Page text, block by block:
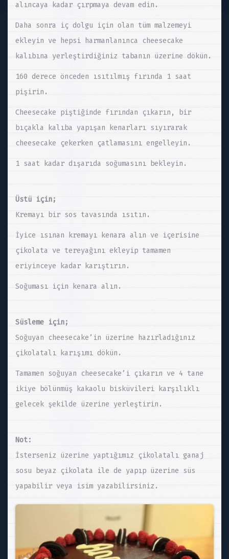
alıncaya kadar çırpmaya devam edin.
Daha sonra iç dolgu için olan tüm malzemeyi
ekleyin ve hepsi harmanlanınca cheesecake
kalıbına yerleştirdiğiniz tabanın üzerine dökün.
160 derece önceden ısıtılmış fırında 1 saat
pişirin.
Cheesecake piştiğinde fırından çıkarın, bir
bıçakla kalıba yapışan kenarları sıyırarak
cheesecake çekerken çatlamasını engelleyin.
1 saat kadar dışarıda soğumasını bekleyin.
Üstü için;
Kremayı bir sos tavasında ısıtın.
İyice ısınan kremayı kenara alın ve içerisine
çikolata ve tereyağını ekleyip tamamen
eriyinceye kadar karıştırın.
Soğuması için kenara alın.
Süsleme için;
Soğuyan cheesecake’in üzerine hazırladığınız
çikolatalı karışımı dökün.
Tamamen soğuyan cheesecake’i çıkarın ve 4 tane
ikiye bölünmüş kakaolu bisküvileri karşılıklı
gelecek şekilde üzerine yerleştirin.
Not:
İsterseniz üzerine yaptığımız çikolatalı ganaj
sosu beyaz çikolata ile de yapıp üzerine süs
yapabilir veya isim yazabilirsiniz.